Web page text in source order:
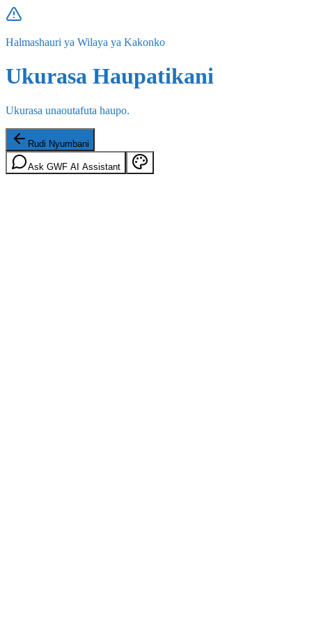
Halmashauri ya Wilaya ya Kakonko
Ukurasa Haupatikani
Ukurasa unaoutafuta haupo.
Rudi Nyumbani
Ask GWF AI Assistant